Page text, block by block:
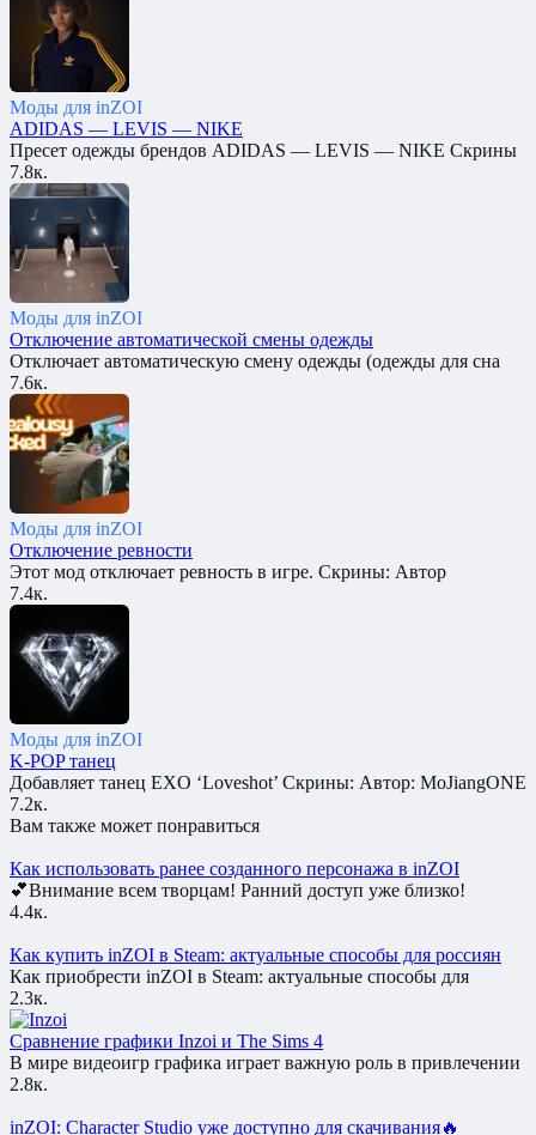
Моды для inZOI
ADIDAS — LEVIS — NIKE
Пресет одежды брендов ADIDAS — LEVIS — NIKE Скрины
7.8к.
Моды для inZOI
Отключение автоматической смены одежды
Отключает автоматическую смену одежды (одежды для сна
7.6к.
Моды для inZOI
Отключение ревности
Этот мод отключает ревность в игре. Скрины: Автор
7.4к.
Моды для inZOI
K-POP танец
Добавляет танец EXO ‘Loveshot’ Скрины: Автор: MoJiangONE
7.2к.
Вам также может понравиться
Как использовать ранее созданного персонажа в inZOI
💕Внимание всем творцам! Ранний доступ уже близко!
4.4к.
Как купить inZOI в Steam: актуальные способы для россиян
Как приобрести inZOI в Steam: актуальные способы для
2.3к.
Сравнение графики Inzoi и The Sims 4
В мире видеоигр графика играет важную роль в привлечении
2.8к.
inZOI: Character Studio уже доступно для скачивания🔥